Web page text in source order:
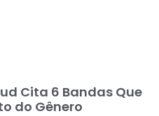
Cita 6 Bandas Que
do Gênero